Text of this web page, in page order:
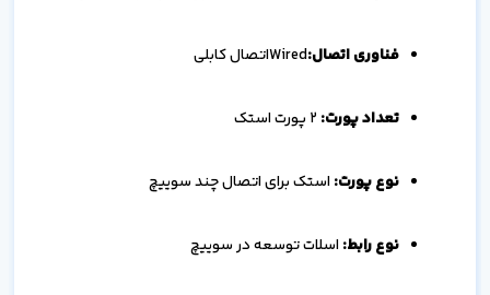
فناوری اتصال:Wiredاتصال کابلی
تعداد پورت:
نوع پورت: استک برای اتصال چند سوییچ
نوع رابط: اسلات توسعه در سوییچ